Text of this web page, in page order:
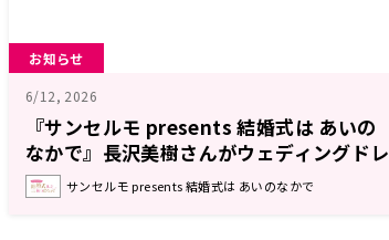
お知らせ
6/12, 2026
『サンセルモ presents 結婚式は あいの
なかで』長沢美樹さんがウェディングドレ
ス姿でゲスト出演！(7月12日・7月19日)
サンセルモ presents 結婚式は あいのなかで